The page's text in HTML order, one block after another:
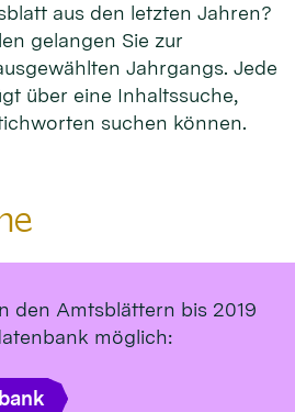
aus den letzten Jahren?
gelangen Sie zur
Jahrgangs. Jede
über eine Inhaltssuche,
suchen können.
den Amtsblättern bis 2019
möglich: